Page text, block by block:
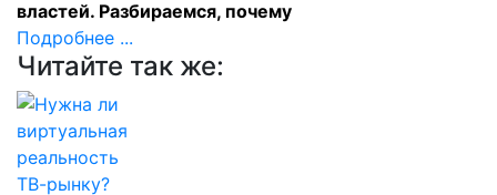
властей. Разбираемся, почему
Подробнее ...
Читайте так же: